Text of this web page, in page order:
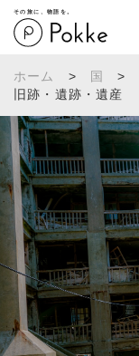
その旅に、物語を。
ホーム > 国 >
旧跡・遺跡・遺産